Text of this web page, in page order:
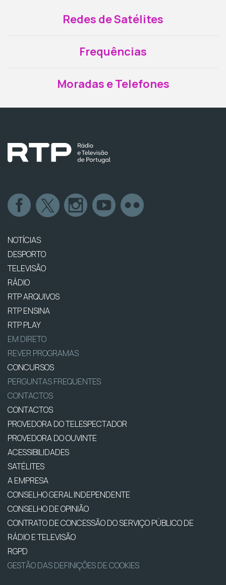
Redes de Satélites
Frequências
Moradas e Telefones
NOTÍCIAS
DESPORTO
TELEVISÃO
RÁDIO
RTP ARQUIVOS
RTP ENSINA
RTP PLAY
EM DIRETO
REVER PROGRAMAS
CONCURSOS
PERGUNTAS FREQUENTES
CONTACTOS
CONTACTOS
PROVEDORA DO TELESPECTADOR
PROVEDORA DO OUVINTE
ACESSIBILIDADES
SATÉLITES
A EMPRESA
CONSELHO GERAL INDEPENDENTE
CONSELHO DE OPINIÃO
CONTRATO DE CONCESSÃO DO SERVIÇO PÚBLICO DE
RÁDIO E TELEVISÃO
RGPD
GESTÃO DAS DEFINIÇÕES DE COOKIES